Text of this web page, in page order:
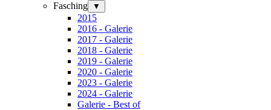
Fasching
▼
2015
2016 - Galerie
2017 - Galerie
2018 - Galerie
2019 - Galerie
2020 - Galerie
2023 - Galerie
2024 - Galerie
Galerie - Best of